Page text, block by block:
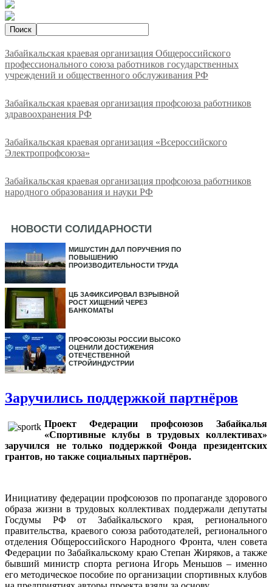
Забайкальская краевая организация Общероссийского
профессионального союза работников государственных
учреждений и общественного обслуживания РФ
Забайкальская краевая организация профсоюза работников
здравоохранения РФ
Забайкальская краевая организация «Всероссийского
Электропрофсоюза»
Забайкальская краевая организация профсоюза работников
народного образования и науки РФ
НОВОСТИ СОЛИДАРНОСТИ
МИШУСТИН ДАЛ ПОРУЧЕНИЯ ПО
ПОВЫШЕНИЮ
ПРОИЗВОДИТЕЛЬНОСТИ ТРУДА
ЦБ ЗАФИКСИРОВАЛ ВЗРЫВНОЙ
РОСТ ХИЩЕНИЙ ЧЕРЕЗ
БАНКОМАТЫ
ПРОФСОЮЗЫ РОССИИ ВЫСОКО
ОЦЕНИЛИ ДОСТИЖЕНИЯ
ОТЕЧЕСТВЕННОЙ
СТРОЙИНДУСТРИИ
Заручились поддержкой партнёров
Проект Федерации профсоюзов Забайкалья
«Спортивные клубы в трудовых коллективах»
заручился не только поддержкой Фонда президентских
грантов, но также социальных партнёров.
Инициативу федерации профсоюзов по пропаганде здорового
образа жизни в трудовых коллективах поддержали депутаты
Госдумы РФ от Забайкальского края, регионального
правительства, краевого союза работодателей, регионального
отделения Общероссийского Народного Фронта, член совета
Федерации по Забайкальскому краю Степан Жиряков, а также
бывший министр спорта региона Игорь Меньшов – именно
его методическое пособие по организации спортивных клубов